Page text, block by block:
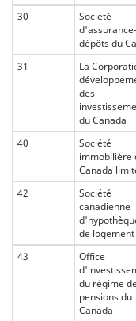
30
Société
d'assurance-
dépôts du
31
La
des
du Canada
40
Société
immobilière
Canada
42
Société
canadienne
de logement
43
Office
du régime
pensions du
Canada